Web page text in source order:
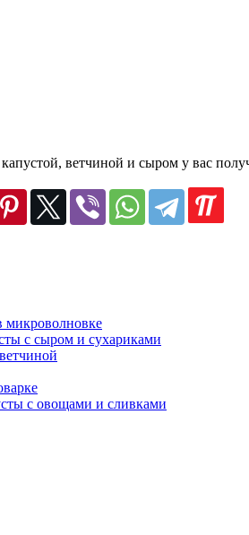
ветчиной и сыром у вас
микроволновке
с сыром и сухариками
с овощами и сливками